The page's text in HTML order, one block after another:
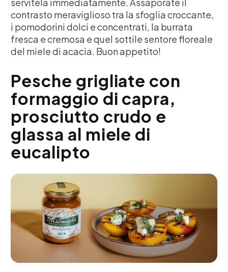
contrasto meraviglioso tra la sfoglia croccante,
i pomodorini dolci e concentrati, la burrata
fresca e cremosa e quel sottile sentore floreale
del miele di acacia. Buon appetito!
Pesche grigliate con
formaggio di capra,
prosciutto crudo e
glassa al miele di
eucalipto